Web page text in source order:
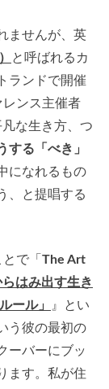
ませんが、英
と呼ばれるカ
ランドで開催
ンス主催者
な生き方、つ
する「べき」
になれるもの
、と提唱する
で「 The Art
はみ出す生き
ール」
』とい
う彼の最初の
ーバーにブッ
ます。私が住